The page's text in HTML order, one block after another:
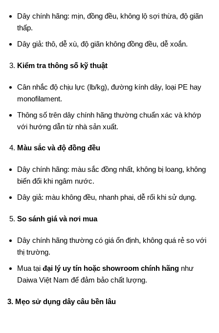
Dây chính hãng: mịn, đồng đều, không lộ sợi thừa, độ giãn
thấp.
Dây giả: thô, dễ xù, độ giãn không đồng đều, dễ xoắn.
Kiểm tra thông số kỹ thuật
Cân nhắc độ chịu lực (lb/kg), đường kính dây, loại PE hay
monofilament.
Thông số trên dây chính hãng thường chuẩn xác và khớp
với hướng dẫn từ nhà sản xuất.
Màu sắc và độ đồng đều
Dây chính hãng: màu sắc đồng nhất, không bị loang, không
biến đổi khi ngâm nước.
Dây giả: màu không đều, nhanh phai, dễ rối khi sử dụng.
So sánh giá và nơi mua
Dây chính hãng thường có giá ổn định, không quá rẻ so với
thị trường.
Mua tại đại lý uy tín hoặc showroom chính hãngnhư
Daiwa Việt Nam để đảm bảo chất lượng.
3. Mẹo sử dụng dây câu bền lâu